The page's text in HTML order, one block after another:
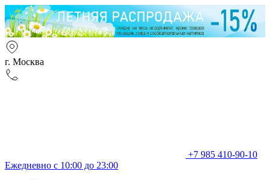
г. Москва
+7 985 410-90-10
Ежедневно с 10:00 до 23:00